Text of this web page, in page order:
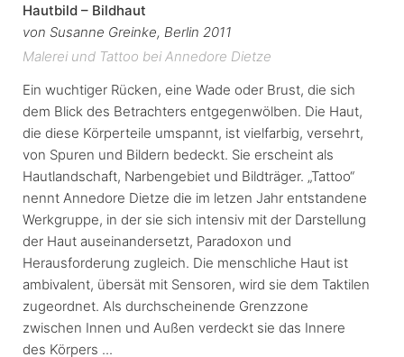
Hautbild – Bildhaut
von Susanne Greinke, Berlin 2011
Malerei und Tattoo bei Annedore Dietze
Ein wuchtiger Rücken, eine Wade oder Brust, die sich
dem Blick des Betrachters entgegenwölben. Die Haut,
die diese Körperteile umspannt, ist vielfarbig, versehrt,
von Spuren und Bildern bedeckt. Sie erscheint als
Hautlandschaft, Narbengebiet und Bildträger. „Tattoo“
nennt Annedore Dietze die im letzen Jahr entstandene
Werkgruppe, in der sie sich intensiv mit der Darstellung
der Haut auseinandersetzt, Paradoxon und
Herausforderung zugleich. Die menschliche Haut ist
ambivalent, übersät mit Sensoren, wird sie dem Taktilen
zugeordnet. Als durchscheinende Grenzzone
zwischen Innen und Außen verdeckt sie das Innere
des Körpers ...